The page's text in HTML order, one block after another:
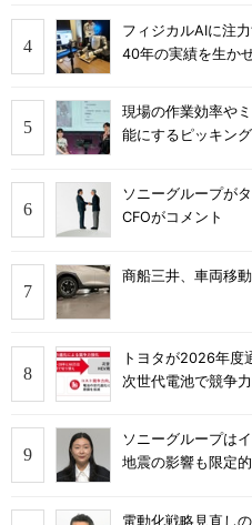
フィジカルAIに注
40年の実績を生か
現場の作業効率や
能にするピッキン
ソニーグループが
CFOがコメント
商船三井、車両移
トヨタが2026年度
次世代電池で競争
ソニーグループは
地震の影響も限定的
電動化戦略見直し